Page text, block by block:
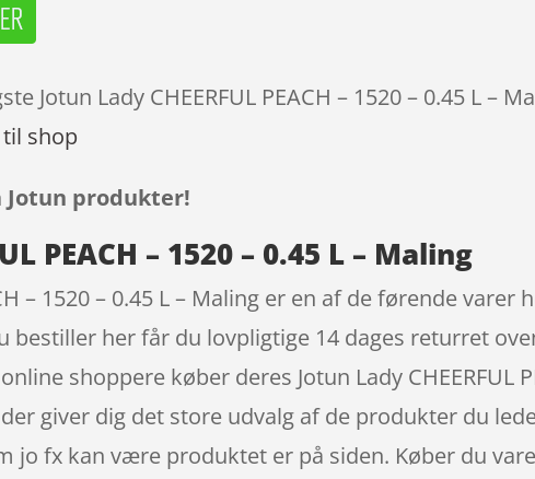
Jotun Lady CHEERFUL PEACH – 1520 – 0.45 L –
til shop
Jotun produkter!
PEACH – 1520 – 0.45 L – Maling
– 1520 – 0.45 L – Maling er en af de førende
bestiller her får du lovpligtige 14 dages returret
shoppere køber deres Jotun Lady CHEERFUL
giver dig det store udvalg af de produkter du
jo fx kan være produktet er på siden. Køber du